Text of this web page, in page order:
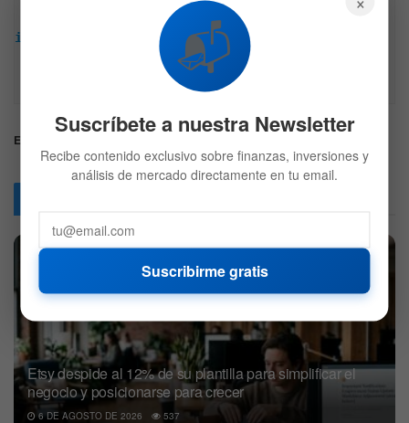
encontrada en Bitfinanzas es dada con la mejor
intención, esta no representa ninguna recomendación
de inversión y es solo para fines informativos.
Recuerda hacer siempre tu propia investigación.
Etiquetas:
Etsy despide al 12% de su plantilla para simplificar el
negocio y posicionarse para crecer
6 DE AGOSTO DE 2026 537
📬
Suscríbete a nuestra Newsletter
Recibe contenido exclusivo sobre finanzas, inversiones y
análisis de mercado directamente en tu email.
Suscribirme gratis